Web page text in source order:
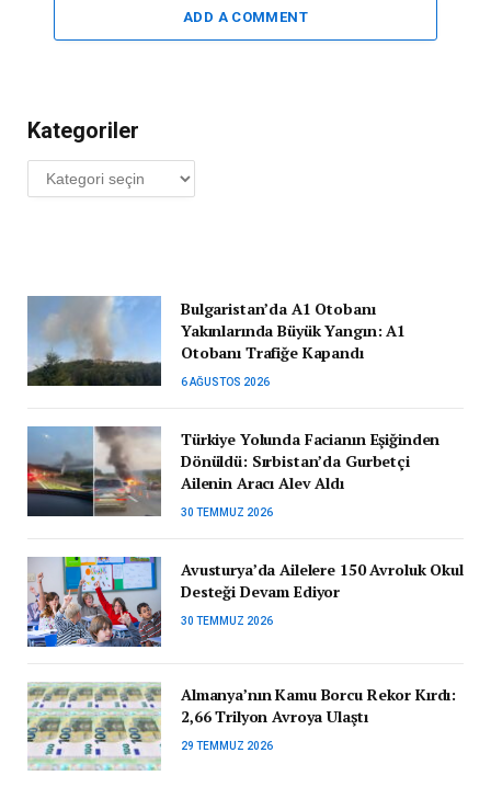
ADD A COMMENT
Kategoriler
Kategoriler
Bulgaristan’da A1 Otobanı
Yakınlarında Büyük Yangın: A1
Otobanı Trafiğe Kapandı
6 AĞUSTOS 2026
Türkiye Yolunda Facianın Eşiğinden
Dönüldü: Sırbistan’da Gurbetçi
Ailenin Aracı Alev Aldı
30 TEMMUZ 2026
Avusturya’da Ailelere 150 Avroluk Okul
Desteği Devam Ediyor
30 TEMMUZ 2026
Almanya’nın Kamu Borcu Rekor Kırdı:
2,66 Trilyon Avroya Ulaştı
29 TEMMUZ 2026